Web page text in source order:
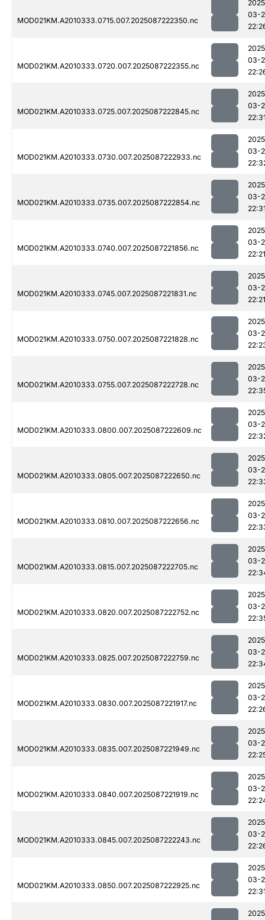
MOD021KM.A2010333.0715.007.2025087222350.nc
03-
MOD021KM.A2010333.0720.007.2025087222355.nc
03-
MOD021KM.A2010333.0725.007.2025087222845.nc
03-
MOD021KM.A2010333.0730.007.2025087222933.nc
03-
MOD021KM.A2010333.0735.007.2025087222854.nc
03-
MOD021KM.A2010333.0740.007.2025087221856.nc
03-
22:21
MOD021KM.A2010333.0745.007.2025087221831.nc
03-
22:21
MOD021KM.A2010333.0750.007.2025087221828.nc
03-
MOD021KM.A2010333.0755.007.2025087222728.nc
03-
MOD021KM.A2010333.0800.007.2025087222609.nc
03-
MOD021KM.A2010333.0805.007.2025087222650.nc
03-
MOD021KM.A2010333.0810.007.2025087222656.nc
03-
MOD021KM.A2010333.0815.007.2025087222705.nc
03-
MOD021KM.A2010333.0820.007.2025087222752.nc
03-
MOD021KM.A2010333.0825.007.2025087222759.nc
03-
MOD021KM.A2010333.0830.007.2025087221917.nc
03-
MOD021KM.A2010333.0835.007.2025087221949.nc
03-
MOD021KM.A2010333.0840.007.2025087221919.nc
03-
MOD021KM.A2010333.0845.007.2025087222243.nc
03-
MOD021KM.A2010333.0850.007.2025087222925.nc
03-